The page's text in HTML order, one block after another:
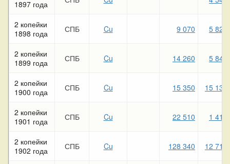
1897 года
2 копейки
1898 года
СПБ Cu 9 070 5 820
2 копейки
1899 года
СПБ Cu 14 260 5 840
2 копейки
1900 года
СПБ Cu 15 350 15 130
2 копейки
1901 года
СПБ Cu 22 510 1 410
2 копейки
1902 года
СПБ Cu 128 340 12 710